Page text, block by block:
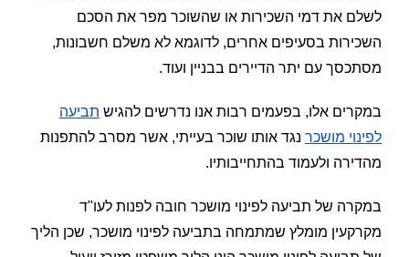
לשלם את דמי השכירות או שהשוכר מפר את הסכם
השכירות בסעיפים אחרים, לדוגמא לא משלם חשבונות,
מסתכסך עם יתר הדיירים בבניין ועוד.
במקרים אלו, בפעמים רבות אנו נדרשים להגיש תביעה
לפינוי מושכרנגד אותו שוכר בעייתי, אשר מסרב להתפנות
מהדירה ולעמוד בהתחייבותיו.
במקרה של תביעה לפינוי מושכר חובה לפנות לעו"ד
מקרקעין מומלץ שמתמחה בתביעה לפינוי מושכר, שכן הליך